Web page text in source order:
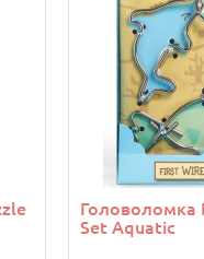
Головоломка
Set Aquatic